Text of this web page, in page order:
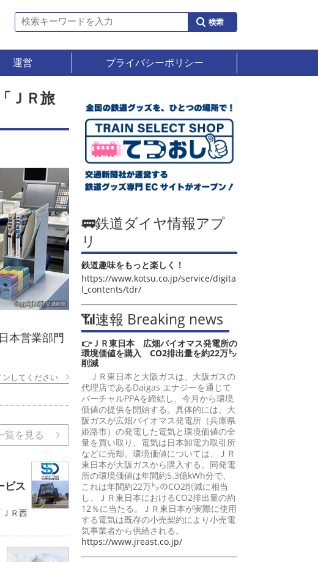
運営 プライバシーポリシー
ＪＲ旅
本営業部門
してください
覧を見る
ビス
Ｒ西
🚃鉄道ダイヤ情報アプ
リ
鉄道趣味をもっと楽しく！
https://www.kotsu.co.jp/service/digita
l_contents/tdr/
📶速報 Breaking news
👉ＪＲ東日本 広畑バイオマス発電所の
環境価値を購入 CO2排出量を約22万㌧
削減
ＪＲ東日本と大阪ガスは、大阪ガスの
代理店であるDaigas エナジーを通じて
バーチャルPPAを締結し、今月から環境
価値の提供を開始する。具体的には、大
阪ガスが広畑バイオマス発電所（兵庫県
姫路市）の発電した電気と環境価値の全
量を買い取り、電気は日本卸電力取引所
などに売却。環境価値については、ＪＲ
東日本が大阪ガスから購入する。同発電
所の環境価値は年間約5.3億kWh分で、
これは年間約22万㌧のCO2削減に相当
し、ＪＲ東日本におけるCO2排出量の約
12％に当たる。ＪＲ東日本が実際に使用
する電気は既存の小売契約により小売電
気事業者から供給される。
https://www.jreast.co.jp/